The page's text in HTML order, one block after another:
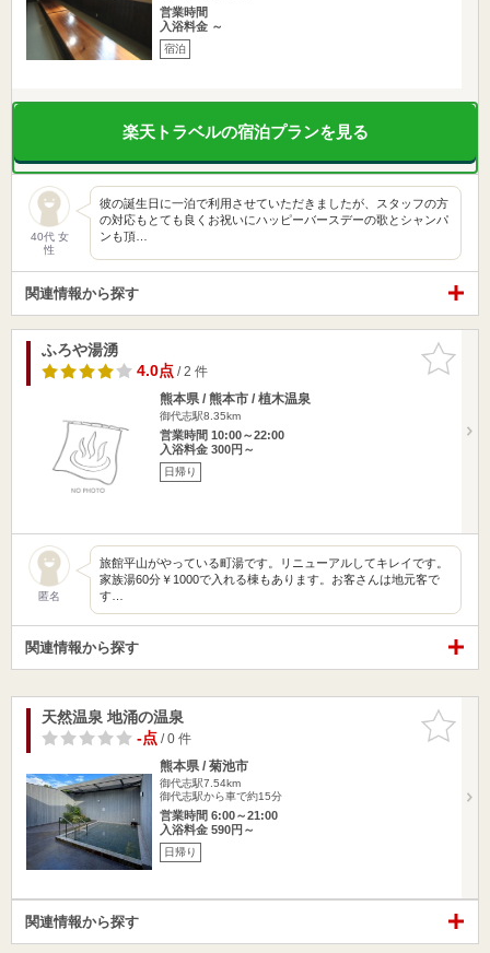
営業時間
入浴料金 ～
宿泊
楽天トラベルの宿泊プランを見る
40代 女
性
彼の誕生日に一泊で利用させていただきましたが、スタッフの方
の対応もとても良くお祝いにハッピーバースデーの歌とシャンパ
ンも頂…
関連情報から探す
お気に入
りに追加
ふろや湯湧
4.0点/ 2 件
熊本県 / 熊本市 / 植木温泉
御代志駅8.35km
営業時間 10:00～22:00
入浴料金 300円～
日帰り
匿名
旅館平山がやっている町湯です。リニューアルしてキレイです。
家族湯60分￥1000で入れる棟もあります。お客さんは地元客で
す…
関連情報から探す
お気に入
りに追加
天然温泉 地涌の温泉
-点/ 0 件
熊本県 / 菊池市
御代志駅7.54km
御代志駅から車で約15分
営業時間 6:00～21:00
入浴料金 590円～
日帰り
関連情報から探す